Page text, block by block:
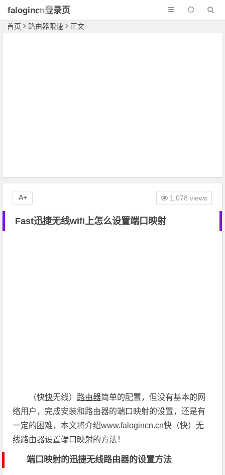
falogincn登录页
面
首页 路由器限速 正文
Fast迅捷无线wifi上怎么设置端口映射
（快快无线） 路由器简单的配置，但没有基本的网
络用户，完成安装和路由器的端口映射的设置，还是有
一定的困难，本文将介绍www.falogincn.cn快（快）无
线路由器设置端口映射的方法！
端口映射的迅捷无线路由器的设置方法
1,078 views
A+